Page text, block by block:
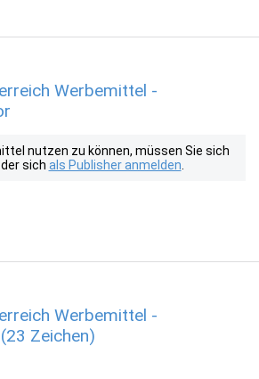
Werbemittel -
nutzen zu können, müssen Sie sich
sich als Publisher anmelden
Werbemittel -
Zeichen)